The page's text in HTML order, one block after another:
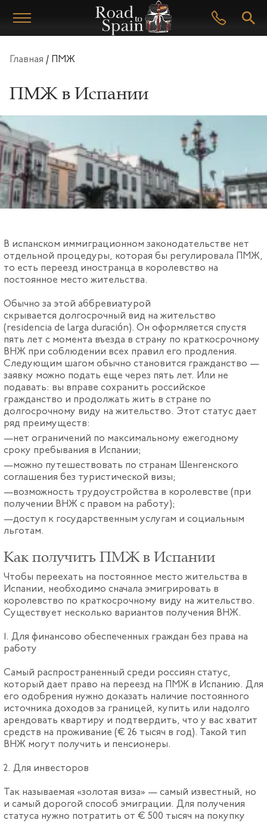
Главная / ПМЖ
ПМЖ в Испании
В испанском иммиграционном законодательстве нет
отдельной процедуры, которая бы регулировала ПМЖ,
то есть переезд иностранца в королевство на
постоянное место жительства.
Обычно за этой аббревиатурой
скрывается долгосрочный вид на жительство
(residencia de larga duración). Он оформляется спустя
пять лет с момента въезда в страну по краткосрочному
ВНЖ при соблюдении всех правил его продления.
Следующим шагом обычно становится гражданство —
заявку можно подать еще через пять лет. Или не
подавать: вы вправе сохранить российское
гражданство и продолжать жить в стране по
долгосрочному виду на жительство. Этот статус дает
ряд преимуществ:
нет ограничений по максимальному ежегодному
сроку пребывания в Испании;
можно путешествовать по странам Шенгенского
соглашения без туристической визы;
возможность трудоустройства в королевстве (при
получении ВНЖ с правом на работу);
доступ к государственным услугам и социальным
льготам.
Как получить ПМЖ в Испании
Чтобы переехать на постоянное место жительства в
Испании, необходимо сначала эмигрировать в
королевство по краткосрочному виду на жительство.
Существует несколько вариантов получения ВНЖ.
1. Для финансово обеспеченных граждан без права на
работу
Самый распространенный среди россиян статус,
который дает право на переезд на ПМЖ в Испанию. Для
его одобрения нужно доказать наличие постоянного
источника доходов за границей, купить или надолго
арендовать квартиру и подтвердить, что у вас хватит
средств на проживание (€ 26 тысяч в год). Такой тип
ВНЖ могут получить и пенсионеры.
2. Для инвесторов
Так называемая «золотая виза» — самый известный, но
и самый дорогой способ эмиграции. Для получения
статуса нужно потратить от € 500 тысяч на покупку